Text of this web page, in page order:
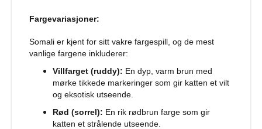
u
d
e
m
Fargevariasjoner:
Somali er kjent for sitt vakre fargespill, og de mest
vanlige fargene inkluderer:
Villfarget (ruddy): En dyp, varm brun med
mørke tikkede markeringer som gir katten et vilt
og eksotisk utseende.
Rød (sorrel): En rik rødbrun farge som gir
katten et strålende utseende.